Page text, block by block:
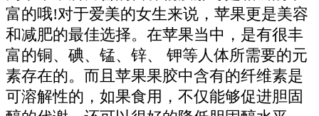
富的哦!对于爱美的女生来说，苹果更是美容
和减肥的最佳选择。在苹果当中，是有很丰
富的铜、碘、锰、锌、 钾等人体所需要的元
素存在的。而且苹果果胶中含有的纤维素是
可溶解性的，如果食用，不仅能够促进胆固